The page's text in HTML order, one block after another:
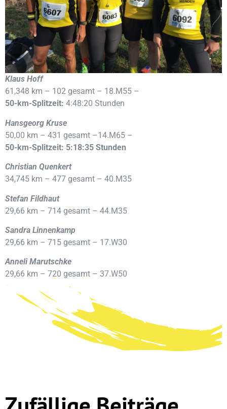
Klaus Hoff
61,348 km – 102 gesamt – 18.M55 –
50-km-Splitzeit: 4:48:20 Stunden
Hansgeorg Kruse
50,00 km – 431 gesamt –14.M65 –
50-km-Splitzeit: 5:18:35 Stunden
Christian Quenkert
34,745 km – 477 gesamt – 40.M35
Stefan Fildhaut
29,66 km – 714 gesamt – 44.M35
Sandra Linnenkamp
29,66 km – 715 gesamt – 17.W30
Anneli Marutschke
29,66 km – 720 gesamt – 37.W50